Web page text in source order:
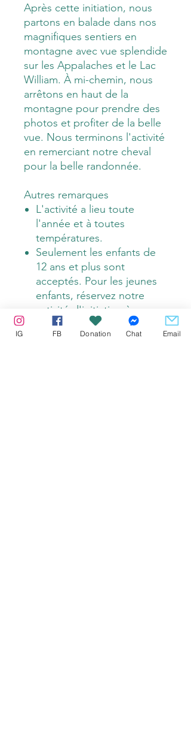
Après cette initiation, nous
partons en balade dans nos
magnifiques sentiers en
montagne avec vue splendide
sur les Appalaches et le Lac
William. À mi-chemin, nous
arrêtons en haut de la
montagne pour prendre des
photos et profiter de la belle
vue. Nous terminons l'activité
en remerciant notre cheval
pour la belle randonnée.
Autres remarques
L'activité a lieu toute
l'année et à toutes
températures.
Seulement les enfants de
12 ans et plus sont
acceptés. Pour les jeunes
enfants, réservez notre
activité d'initiation à
l'équitation.
La randonnée se fait en
IG FB Donation Chat Email